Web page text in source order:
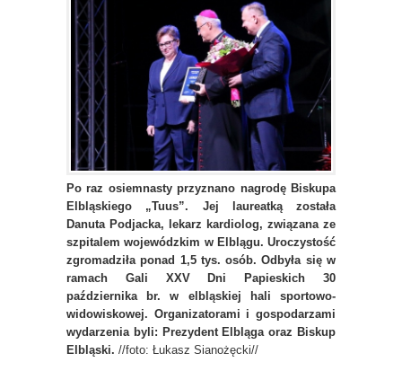
Po raz osiemnasty przyznano nagrodę Biskupa
Elbląskiego „Tuus”. Jej laureatką została
Danuta Podjacka, lekarz kardiolog, związana ze
szpitalem wojewódzkim w Elblągu. Uroczystość
zgromadziła ponad 1,5 tys. osób. Odbyła się w
ramach Gali XXV Dni Papieskich 30
października br. w elbląskiej hali sportowo-
widowiskowej. Organizatorami i gospodarzami
wydarzenia byli: Prezydent Elbląga oraz Biskup
Elbląski. //foto: Łukasz Sianożęcki//